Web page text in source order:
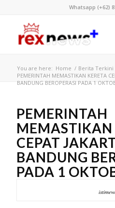
Whatsapp (+62)
You are here: Home / Berita Terkini
PEMERINTAH MEMASTIKAN KERETA
BANDUNG BEROPERASI PADA 1
PEMERINTAH
MEMASTIKAN
CEPAT
BANDUNG
PADA 1